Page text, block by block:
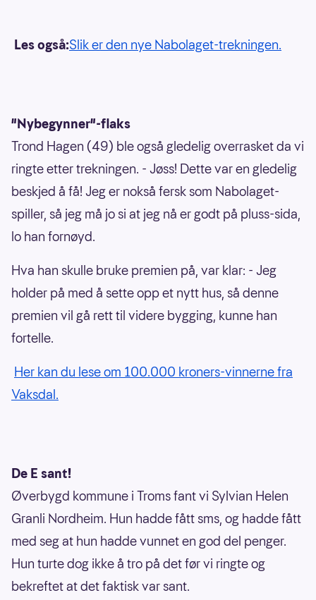
Les også:Slik er den nye Nabolaget-trekningen.
"Nybegynner"-flaks
Trond Hagen (49) ble også gledelig overrasket da vi
ringte etter trekningen. - Jøss! Dette var en gledelig
beskjed å få! Jeg er nokså fersk som Nabolaget-
spiller, så jeg må jo si at jeg nå er godt på pluss-sida,
lo han fornøyd.
Hva han skulle bruke premien på, var klar: - Jeg
holder på med å sette opp et nytt hus, så denne
premien vil gå rett til videre bygging, kunne han
fortelle.
Her kan du lese om 100.000 kroners-vinnerne fra
Vaksdal.
De E sant!
Øverbygd kommune i Troms fant vi Sylvian Helen
Granli Nordheim. Hun hadde fått sms, og hadde fått
med seg at hun hadde vunnet en god del penger.
Hun turte dog ikke å tro på det før vi ringte og
bekreftet at det faktisk var sant.